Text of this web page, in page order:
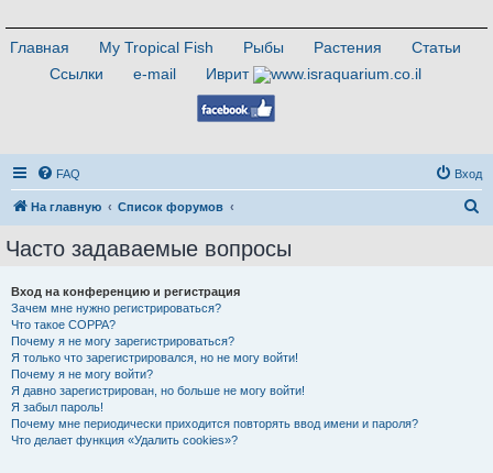
Главная My Tropical Fish Рыбы Растения
Статьи
Ссылки
e-mail Иврит
FAQ Вход
На главную Список форумов
Часто задаваемые вопросы
Вход на конференцию и регистрация
Зачем мне нужно регистрироваться?
Что такое COPPA?
Почему я не могу зарегистрироваться?
Я только что зарегистрировался, но не могу войти!
Почему я не могу войти?
Я давно зарегистрирован, но больше не могу войти!
Я забыл пароль!
Почему мне периодически приходится повторять ввод имени и пароля?
Что делает функция «Удалить cookies»?